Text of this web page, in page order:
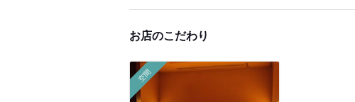
お店のこだわり
空間